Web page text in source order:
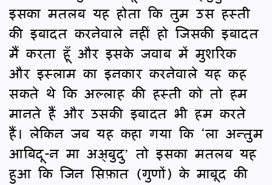
इसका मतलब यह होता कि तुम उस हस्ती
की इबादत करनेवाले नहीं हो जिसकी इबादत
मैं करता हूँ और इसके जवाब में मुशरिक
और इस्लाम का इनकार करनेवाले यह कह
सकते थे कि अल्लाह की हस्ती को तो हम
मानते हैं और उसकी इबादत भी हम करते
हैं। लेकिन जब यह कहा गया कि ‘ला अन्तुम
आबिदू-न मा अअ्बुदु’ तो इसका मतलब यह
हुआ कि जिन सिफ़ात (गुणों) के माबूद की